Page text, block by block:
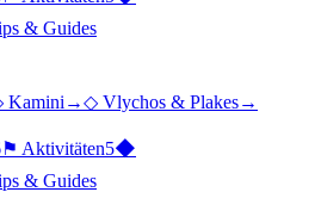
& Guides
Kamini →◇ Vlychos & Plakes→
⚑ Aktivitäten5◆
& Guides